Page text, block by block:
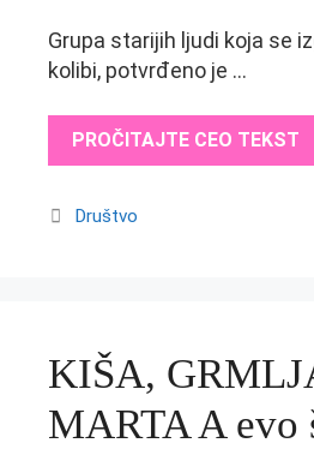
Grupa starijih ljudi koja se
kolibi, potvrđeno je …
PROČITAJTE CEO TEKST
Categories
Društvo
KIŠA,
MARTA A evo